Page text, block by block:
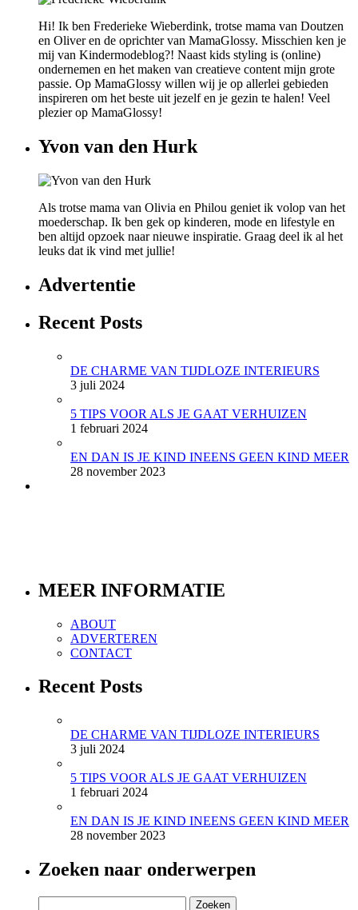
Hi! Ik ben Frederieke Wieberdink, trotse mama van Doutzen
en Oliver en de oprichter van MamaGlossy. Misschien ken je
mij van Kindermodeblog?! Naast kids styling is (online)
ondernemen en het maken van creatieve content mijn grote
passie. Op MamaGlossy willen wij je op allerlei gebieden
inspireren om het beste uit jezelf en je gezin te halen! Veel
plezier op MamaGlossy!
Yvon van den Hurk
Als trotse mama van Olivia en Philou geniet ik volop van het
moederschap. Ik ben gek op kinderen, mode en lifestyle en
ben altijd opzoek naar nieuwe inspiratie. Graag deel ik al het
leuks dat ik vind met jullie!
Advertentie
Recent Posts
DE CHARME VAN TIJDLOZE INTERIEURS
3 juli 2024
5 TIPS VOOR ALS JE GAAT VERHUIZEN
1 februari 2024
EN DAN IS JE KIND INEENS GEEN KIND MEER
28 november 2023
MEER INFORMATIE
ABOUT
ADVERTEREN
CONTACT
Recent Posts
DE CHARME VAN TIJDLOZE INTERIEURS
3 juli 2024
5 TIPS VOOR ALS JE GAAT VERHUIZEN
1 februari 2024
EN DAN IS JE KIND INEENS GEEN KIND MEER
28 november 2023
Zoeken naar onderwerpen